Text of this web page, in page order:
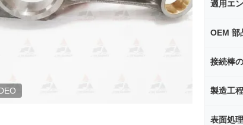
適用エ
OEM 部
接続棒
製造工程
表面処理